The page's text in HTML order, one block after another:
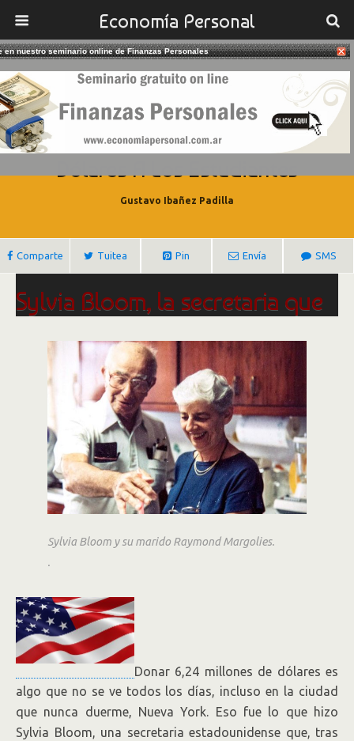
Economía Personal
09/06/2018
Sylvia Bloom, La Secretaria Que
Donó Más De Seis Millones De
Dólares A Los Estudiantes
Gustavo Ibañez Padilla
Comparte Tuitea Pin Envía SMS
Sylvia Bloom, la secretaria que
donó más de $6.000.000 a los
estudiantes
Decenas de estudiantes podrán tener un mejor
futuro, gracias a que esta secretaria decidió trabajar
duro y vivir sin lujos para donar toda su fortuna.
Por Rafael Gómez.
Sylvia Bloom y su marido Raymond Margolies.
.
Donar 6,24 millones de dólares es
algo que no se ve todos los días, incluso en la ciudad
que nunca duerme, Nueva York. Eso fue lo que hizo
Sylvia Bloom, una secretaria estadounidense que, tras
en nuestro seminario online de Finanzas Personales